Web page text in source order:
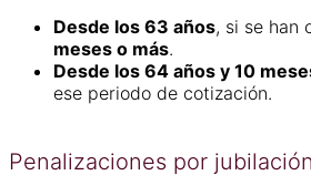
Desde los 63 años, si se han
meses o más.
Desde los 64 años y 10
ese periodo de cotización.
Penalizaciones por